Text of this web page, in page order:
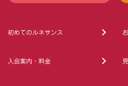
初めてのルネサンス
入会案内・料金